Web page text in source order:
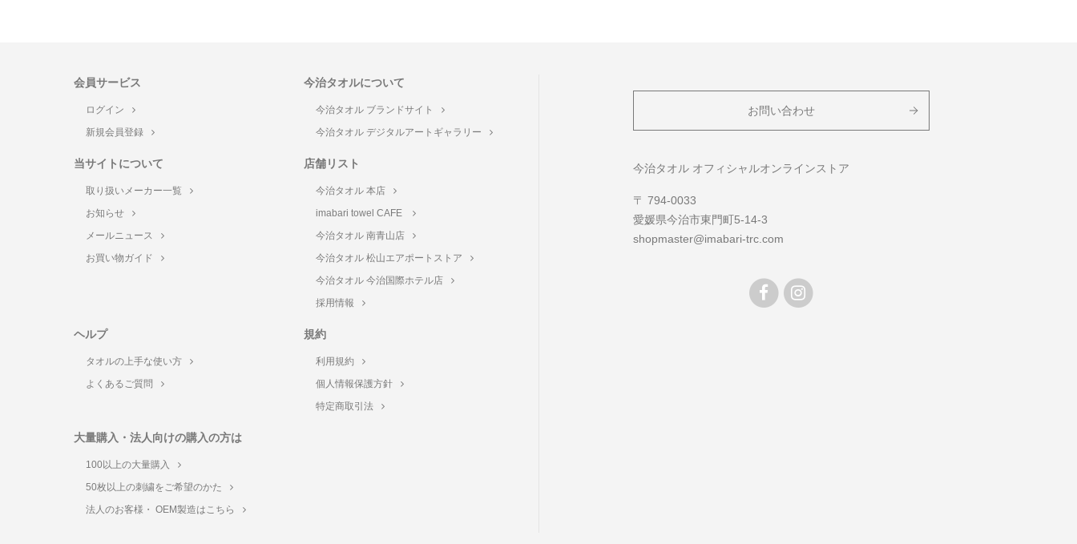
会員サービス
ログイン
新規会員登録
今治タオルについて
今治タオル ブランドサイト
今治タオル デジタルアートギャラリー
当サイトについて
取り扱いメーカー一覧
お知らせ
メールニュース
お買い物ガイド
店舗リスト
今治タオル 本店
imabari towel CAFE
今治タオル 南青山店
今治タオル 松山エアポートストア
今治タオル 今治国際ホテル店
採用情報
ヘルプ
タオルの上手な使い方
よくあるご質問
規約
利用規約
個人情報保護方針
特定商取引法
大量購入・法人向けの購入の方は
100以上の大量購入
50枚以上の刺繍をご希望のかた
法人のお客様・ OEM製造はこちら
お問い合わせ
今治タオル オフィシャルオンラインストア
〒 794-0033
愛媛県今治市東門町5-14-3
shopmaster@imabari-trc.com